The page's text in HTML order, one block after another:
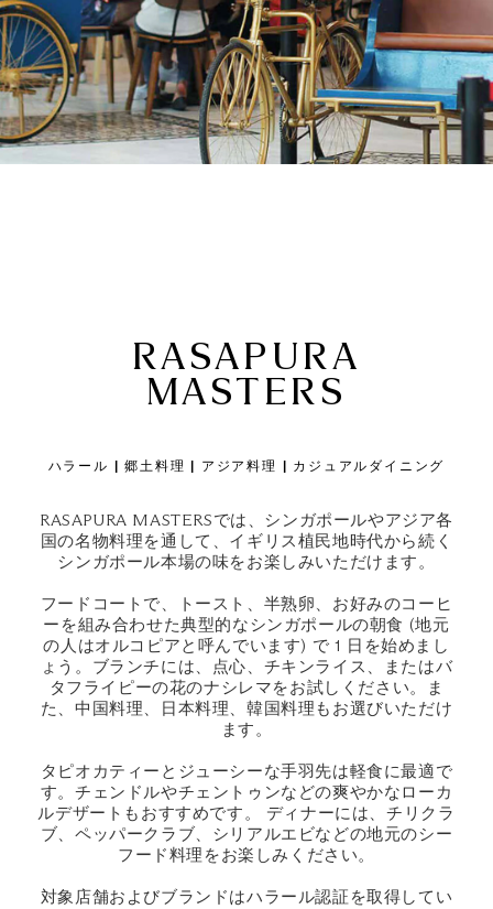
RASAPURA
MASTERS
ハラール | 郷土料理 | アジア料理 | カジュアルダイニング
RASAPURA MASTERSでは、シンガポールやアジア各
国の名物料理を通して、イギリス植民地時代から続く
シンガポール本場の味をお楽しみいただけます。
フードコートで、トースト、半熟卵、お好みのコーヒ
ーを組み合わせた典型的なシンガポールの朝食 (地元
の人はオルコピアと呼んでいます) で 1 日を始めまし
ょう。ブランチには、点心、チキンライス、またはバ
タフライピーの花のナシレマをお試しください。ま
た、中国料理、日本料理、韓国料理もお選びいただけ
ます。
タピオカティーとジューシーな手羽先は軽食に最適で
す。チェンドルやチェントゥンなどの爽やかなローカ
ルデザートもおすすめです。 ディナーには、チリクラ
ブ、ペッパークラブ、シリアルエビなどの地元のシー
フード料理をお楽しみください。
対象店舗およびブランドはハラール認証を取得してい